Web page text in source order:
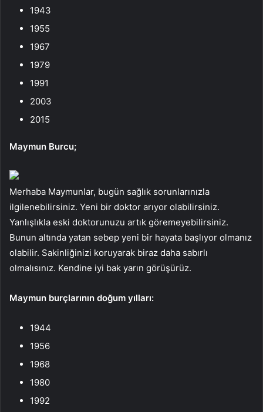
1943
1955
1967
1979
1991
2003
2015
Maymun Burcu;
Merhaba Maymunlar, bugün sağlık sorunlarınızla
ilgilenebilirsiniz. Yeni bir doktor arıyor olabilirsiniz.
Yanlışlıkla eski doktorunuzu artık göremeyebilirsiniz.
Bunun altında yatan sebep yeni bir hayata başlıyor olmanız
olabilir. Sakinliğinizi koruyarak biraz daha sabırlı
olmalısınız. Kendine iyi bak yarın görüşürüz.
Maymun burçlarının doğum yılları:
1944
1956
1968
1980
1992